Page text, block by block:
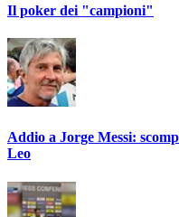
Il poker dei "campioni"
Addio a Jorge Messi:
Leo